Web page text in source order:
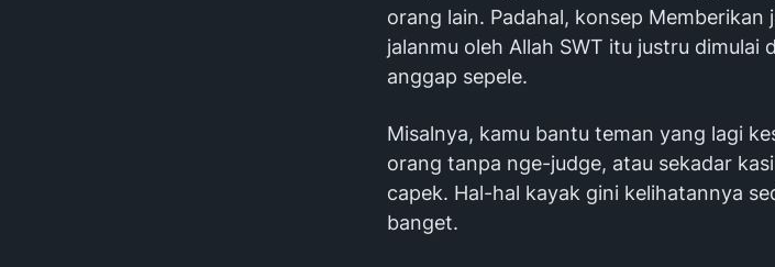
orang lain. Padahal, konsep Memberikan
jalanmu oleh Allah SWT itu justru dimulai
anggap sepele.
Misalnya, kamu bantu teman yang lagi
orang tanpa nge-judge, atau sekadar
capek. Hal-hal kayak gini kelihatannya
banget.